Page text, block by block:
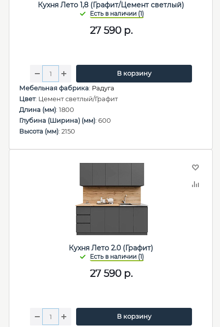
Кухня Лето 1,8 (Графит/Цемент светлый)
27 590р.
В корзину
Мебельная фабрика: Радуга
Цвет: Цемент светлый/Графит
Длина (мм): 1800
Глубина (Ширина) (мм): 600
Высота (мм): 2150
Кухня Лето 2.0 (Графит)
27 590р.
В корзину